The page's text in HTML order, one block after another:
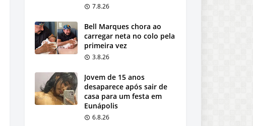
7.8.26
Bell Marques chora ao
carregar neta no colo pela
primeira vez
3.8.26
Jovem de 15 anos
desaparece após sair de
casa para um festa em
Eunápolis
6.8.26